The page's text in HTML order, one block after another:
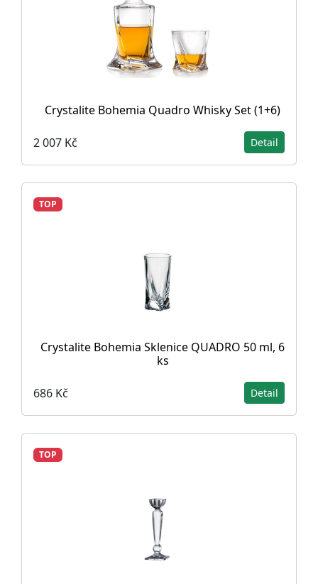
Crystalite Bohemia Quadro Whisky Set (1+6)
2 007 Kč Detail
TOP
Crystalite Bohemia Sklenice QUADRO 50 ml, 6
ks
686 Kč Detail
TOP